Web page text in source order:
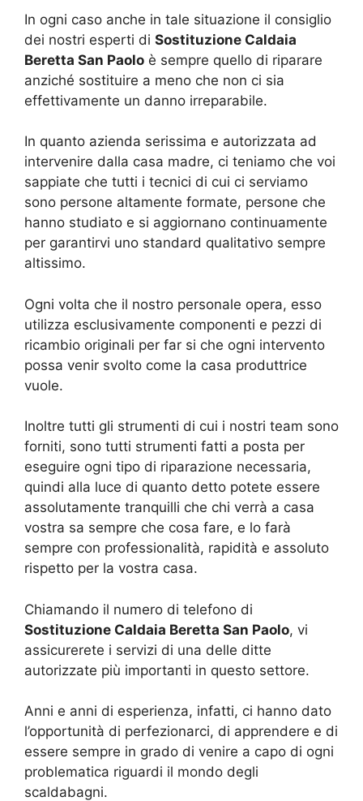
In ogni caso anche in tale situazione il consiglio
dei nostri esperti di Sostituzione Caldaia
Beretta San Paolo è sempre quello di riparare
anziché sostituire a meno che non ci sia
effettivamente un danno irreparabile.
In quanto azienda serissima e autorizzata ad
intervenire dalla casa madre, ci teniamo che voi
sappiate che tutti i tecnici di cui ci serviamo
sono persone altamente formate, persone che
hanno studiato e si aggiornano continuamente
per garantirvi uno standard qualitativo sempre
altissimo.
Ogni volta che il nostro personale opera, esso
utilizza esclusivamente componenti e pezzi di
ricambio originali per far si che ogni intervento
possa venir svolto come la casa produttrice
vuole.
Inoltre tutti gli strumenti di cui i nostri team sono
forniti, sono tutti strumenti fatti a posta per
eseguire ogni tipo di riparazione necessaria,
quindi alla luce di quanto detto potete essere
assolutamente tranquilli che chi verrà a casa
vostra sa sempre che cosa fare, e lo farà
sempre con professionalità, rapidità e assoluto
rispetto per la vostra casa.
Chiamando il numero di telefono di
Sostituzione Caldaia Beretta San Paolo, vi
assicurerete i servizi di una delle ditte
autorizzate più importanti in questo settore.
Anni e anni di esperienza, infatti, ci hanno dato
l’opportunità di perfezionarci, di apprendere e di
essere sempre in grado di venire a capo di ogni
problematica riguardi il mondo degli
scaldabagni.